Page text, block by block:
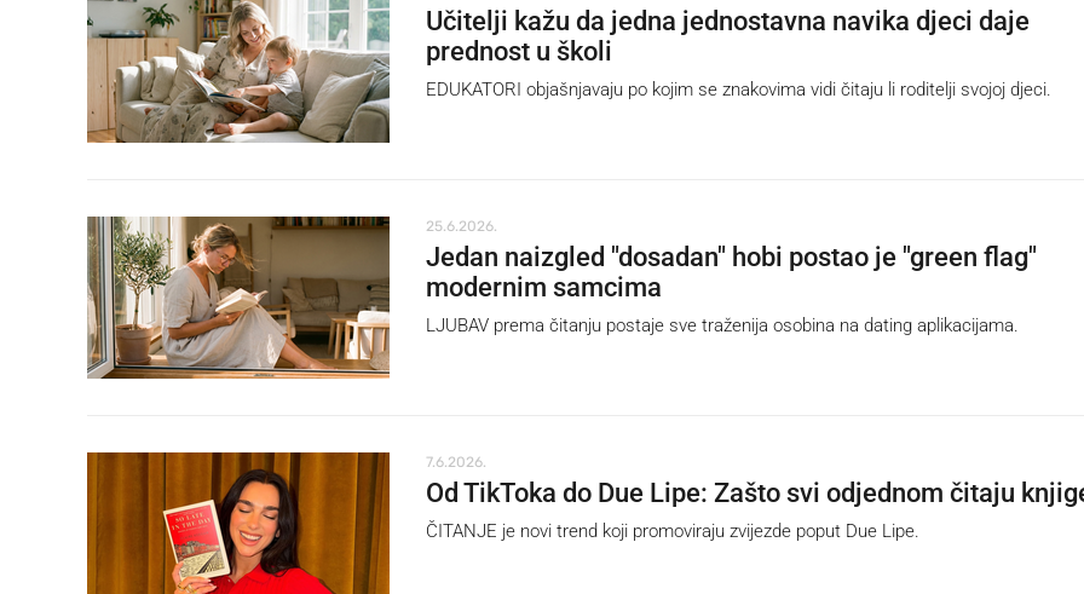
Učitelji kažu da jedna jednostavna navika djeci daje
prednost u školi
EDUKATORI objašnjavaju po kojim se znakovima vidi čitaju li roditelji svojoj djeci.
25.6.2026.
Jedan naizgled "dosadan" hobi postao je "green flag"
modernim samcima
LJUBAV prema čitanju postaje sve traženija osobina na dating aplikacijama.
7.6.2026.
Od TikToka do Due Lipe: Zašto svi odjednom čitaju
ČITANJE je novi trend koji promoviraju zvijezde poput Due Lipe.